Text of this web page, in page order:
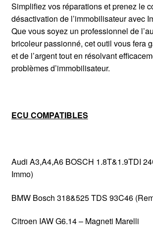
Simplifiez vos réparations et prenez le
désactivation de l’immobilisateur avec
Que vous soyez un professionnel de
bricoleur passionné, cet outil vous fera
et de l’argent tout en résolvant
problèmes d’immobilisateur.
ECU COMPATIBLES
Audi A3,A4,A6 BOSCH 1.8T&1.9TDI
Immo)
BMW Bosch 318&525 TDS 93C46
Citroen IAW G6.14 – Magneti Marelli